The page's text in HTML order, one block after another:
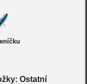
Ostatní